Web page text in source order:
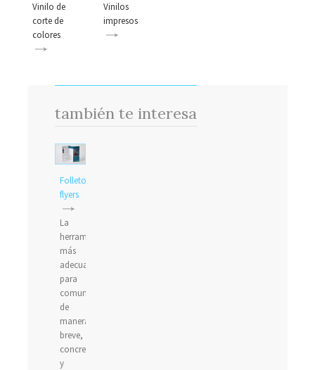
Vinilo de
corte de
colores
Vinilos
impresos
también te interesa
Folletos,
flyers
La
herramienta
más
adecuada
para
comunicarse
de
manera
breve,
concreta
y